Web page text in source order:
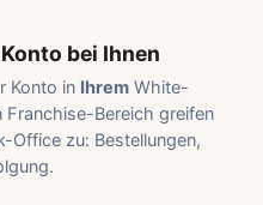
bei Ihnen
Konto in Ihrem White-
Bereich greifen
Office zu: Bestellungen,